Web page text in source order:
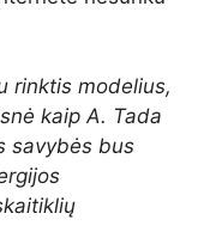
rinktis modelius,
kaip A. Tada
savybės bus